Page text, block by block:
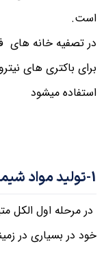
است.
در تصفیه خانه های
برای باکتری های
استفاده میشود
1-تولید مواد شیمیایی
در مرحله اول الکل
خود در بسیاری در